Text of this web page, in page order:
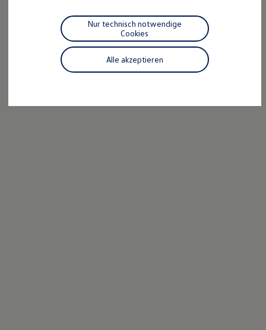
Individualisieren
Wallbox und Ladekabel
Digitale Extras
Dienste für Ihr Modell finden
Volkswagen Apps, Login und Shop
Handy und Fahrzeug verbinden
Vorgängermodelle
Alle akzeptieren
Nur technisch notwendige
Cookies